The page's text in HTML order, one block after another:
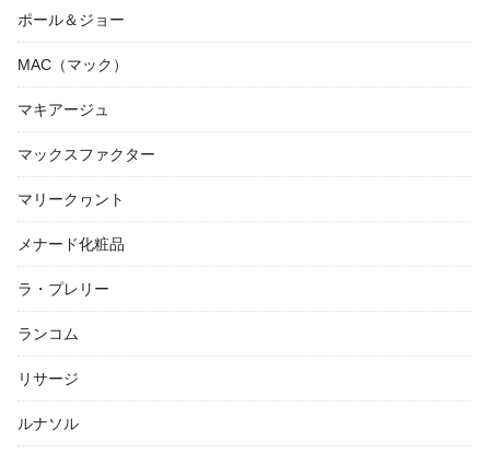
ポール＆ジョー
MAC（マック）
マキアージュ
マックスファクター
マリークヮント
メナード化粧品
ラ・プレリー
ランコム
リサージ
ルナソル